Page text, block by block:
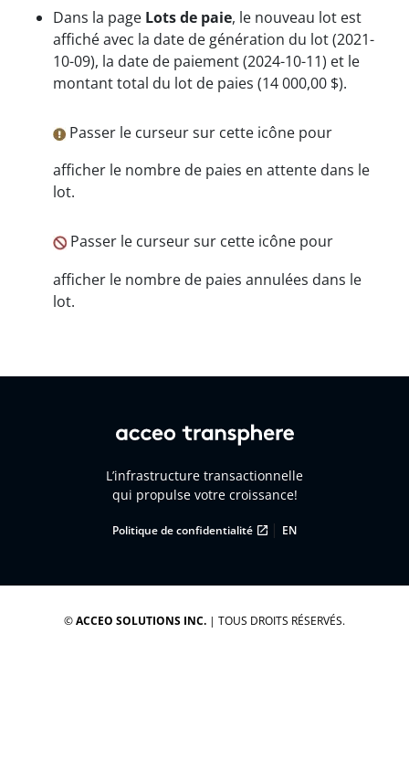
Dans la page Lots de paie, le nouveau lot est
affiché avec la date de génération du lot (2021-
10-09), la date de paiement (2024-10-11) et le
montant total du lot de paies (14 000,00 $).
Passer le curseur sur cette icône pour
afficher le nombre de paies en attente dans le
lot.
Passer le curseur sur cette icône pour
afficher le nombre de paies annulées dans le
lot.
L’infrastructure transactionnelle
qui propulse votre croissance!
Politique de confidentialité | EN
©ACCEO SOLUTIONS INC. | TOUS DROITS RÉSERVÉS.